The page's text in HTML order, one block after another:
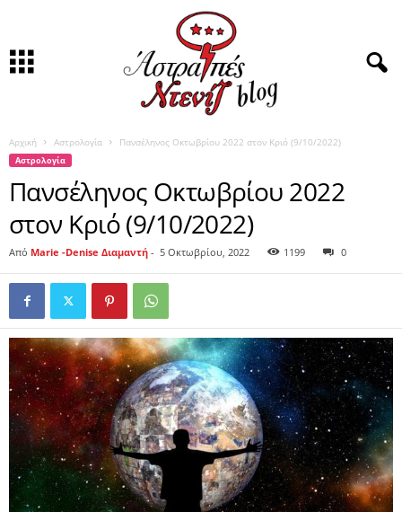
Αρχική Αστρολογία Πανσέληνος Οκτωβρίου 2022 στον Κριό (9/10/2022)
Αστρολογία
Πανσέληνος Οκτωβρίου 2022
στον Κριό (9/10/2022)
Από Marie -Denise Διαμαντή - 5 Οκτωβρίου, 2022 1199 0